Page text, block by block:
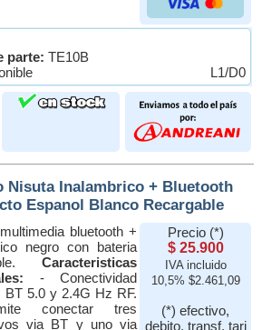
parte: TE10B
L1/D0
Nisuta Inalambrico + Bluetooth
Espanol Blanco Recargable
bluetooth +
negro con bateria
Caracteristicas
- Conectividad
BT 5.0 y 2.4G Hz RF.
conectar tres
via BT y uno via
Precio (*)
$ 25.900
IVA incluido
10,5% $2.461,09
(*) efectivo,
debito, transf, tarj